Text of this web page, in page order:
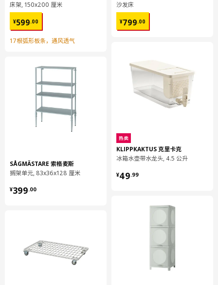
显色指数（CRI）：>80。
时AA充电电池可提供约一个半月的照明电量。
商品尺寸和包装信息
商品尺寸
80 流明
72 厘米
宽度
5.5 厘米
高度
2 厘米
床架, 150x200 厘米
¥599.00
¥ 599.00
17根弧形板条，通风透气
SÅGMÄSTARE 索格麦斯
搁架单元, 83x36x128 厘米
¥399.00
¥ 399.00
沙发床
¥799.00
¥ 799.00
热卖
KLIPPKAKTUS 克里卡克
冰箱水壶带水龙头, 4.5 公升
¥49.99
¥ 49.99